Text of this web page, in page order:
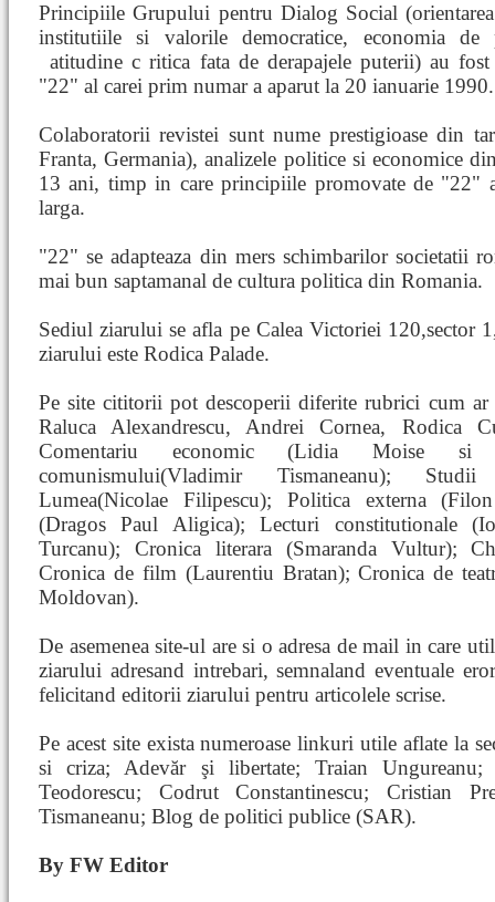
Principiile Grupului pentru Dialog Social
institutiile si valorile democratice, economia de
atitudine critica fata de derapajele puterii) au
"22" al carei prim numar a aparut la 20 ianuarie 1990.
Colaboratorii revistei sunt nume prestigioase din
Franta, Germania), analizele politice si economice
13 ani, timp in care principiile promovate de "22"
larga.
"22" se adapteaza din mers schimbarilor societatii
mai bun saptamanal de cultura politica din Romania.
Sediul ziarului se afla pe Calea Victoriei 120,sector
ziarului este Rodica Palade.
Pe site cititorii pot descoperii diferite rubrici cum
Raluca Alexandrescu, Andrei Cornea, Rodica
Comentariu economic (Lidia Moise si
comunismului(Vladimir Tismaneanu);
Lumea(Nicolae Filipescu); Politica externa
(Dragos Paul Aligica); Lecturi constitutionale
Turcanu); Cronica literara (Smaranda Vultur);
Cronica de film (Laurentiu Bratan); Cronica de
Moldovan).
De asemenea site-ul are si o adresa de mail in care
ziarului adresand intrebari, semnaland eventuale
felicitand editorii ziarului pentru articolele scrise.
Pe acest site exista numeroase linkuri utile aflate la
si criza; Adevăr şi libertate; Traian Ungureanu;
Teodorescu; Codrut Constantinescu; Cristian
Tismaneanu; Blog de politici publice (SAR).
By FW Editor